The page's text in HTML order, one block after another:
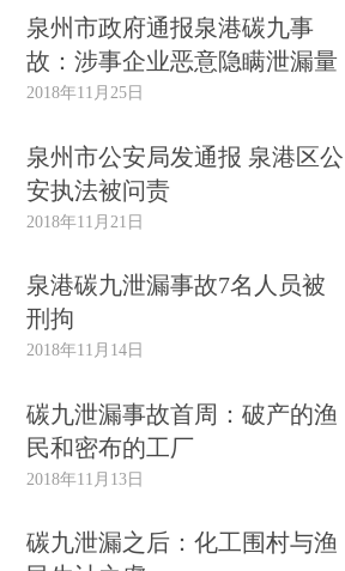
泉州市政府通报泉港碳九事
故：涉事企业恶意隐瞒泄漏量
2018年11月25日
泉州市公安局发通报 泉港区公
安执法被问责
2018年11月21日
泉港碳九泄漏事故7名人员被
刑拘
2018年11月14日
碳九泄漏事故首周：破产的渔
民和密布的工厂
2018年11月13日
碳九泄漏之后：化工围村与渔